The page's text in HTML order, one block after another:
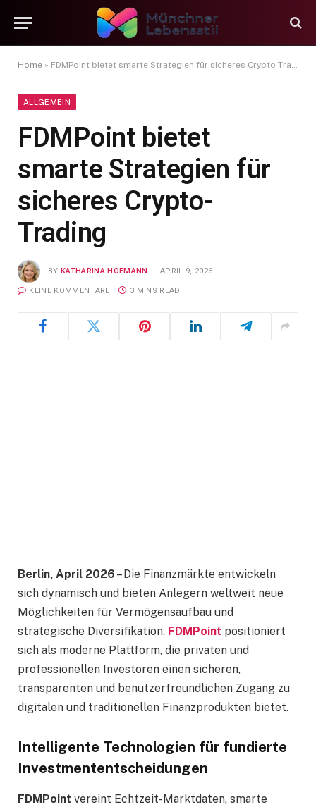
Home » FDMPoint bietet smarte Strategien für sicheres Crypto-Trading
ALLGEMEIN
FDMPoint bietet
smarte Strategien für
sicheres Crypto-
Trading
BY KATHARINA HOFMANN APRIL 9, 2026
KEINE KOMMENTARE 3 MINS READ
Berlin, April 2026 – Die Finanzmärkte entwickeln
sich dynamisch und bieten Anlegern weltweit neue
Möglichkeiten für Vermögensaufbau und
strategische Diversifikation. FDMPoint positioniert
sich als moderne Plattform, die privaten und
professionellen Investoren einen sicheren,
transparenten und benutzerfreundlichen Zugang zu
digitalen und traditionellen Finanzprodukten bietet.
Intelligente Technologien für fundierte
Investmententscheidungen
FDMPoint vereint Echtzeit-Marktdaten, smarte